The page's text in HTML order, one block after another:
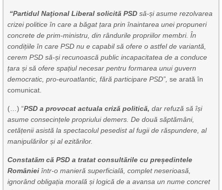
“Partidul Naţional Liberal solicită PSD să-și asume rezolvarea
crizei politice în care a băgat țara prin înaintarea unei propuneri
concrete de prim-ministru, din rândurile propriilor membri.În
condițiile în care PSD nu e capabil să ofere o astfel de variantă,
cerem PSD să-și recunoască public incapacitatea de a conduce
țara și să ofere spațiul necesar pentru formarea unui guvern
democratic, pro-euroatlantic, fără participare PSD”, se arată în
comunicat.
(…) “PSD a provocat actuala criză politică, dar refuză să își
asume consecințele propriului demers. De două săptămâni,
cetățenii asistă la spectacolul pesedist al fugii de răspundere, al
manipulărilor și al ezitărilor.
Constatăm că PSD a tratat consultările cu președintele
României într-o manieră superficială, complet neserioasă,
ignorând obligația morală și logică de a avansa un nume concret